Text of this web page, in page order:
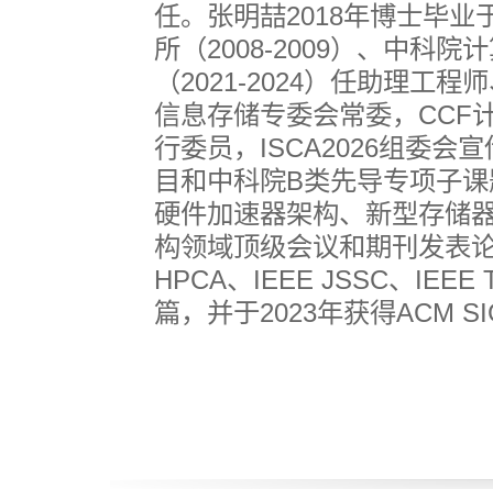
任。张明喆2018年博士毕业
所（2008-2009）、中科院
（2021-2024）任助理工程
信息存储专委会常委， CCF
行委员， ISCA2026组委会宣
目和中科院B类先导专项子
硬件加速器架构、新型存储
构领域顶级会议和期刊发表
HPCA、 IEEE JSSC、 IEEE
篇，并于2023年获得ACM